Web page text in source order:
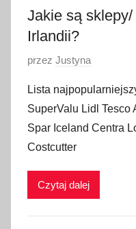
Jakie są
Irlandii?
O
u
b
l
i
w
przez Justyna
Lista
SuperValu Lidl Tesco
Spar Iceland Centra
Costcutter
Czytaj dalej